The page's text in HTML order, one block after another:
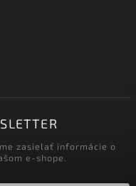
zasielať informácie o
e-shope.